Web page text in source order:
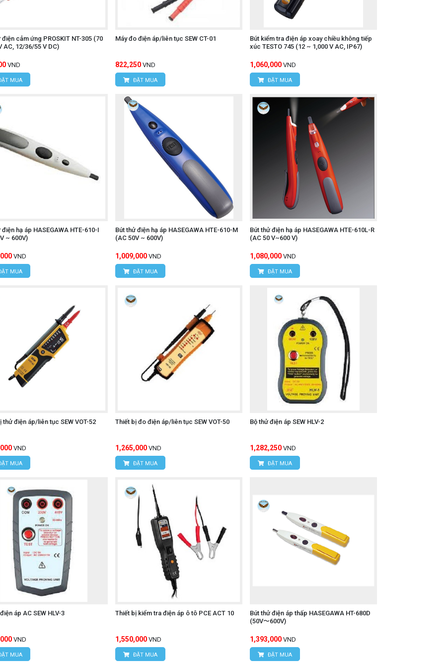
nhấp nháy và tiếng bíp sẽ phát ra. Tần suất nhấp nháy và tiếng bíp sẽ tăng lên khi bạn càng tiến gần
sáng và không có tiếng bíp.
pin, tắt nó khi không cần thiết để tiết kiệm pin.
sử dụng.
T UT620A
Trước khi chạm vào bất kỳ dây dẫn hoặc thiết bị điện nào.
sợi cáp hoặc trong ổ cắm.
cách điện (bằng cách di chuyển bút dọc theo chiều dài dây).
sáng.
thiết bị điện an toàn trước khi sửa chữa đơn giản.
xúc, hai dải điện áp linh hoạt, chỉ thị rõ ràng, đèn pin tích hợp và đặc biệt là khả năng chống
IV 1000V,
Kyoritsu 5711
là một bút thử điện rất được ưa chuộng, mang lại sự an tâm cho người
NGHỆ HÙNG NGUYÊN
Đỉnh, Q. Bắc Từ Liêm, TP. Hà Nội.
P. Mỹ Đình 1, Q.Nam Từ Liêm, TP. Hà Nội
MINH
Xã Tân Kiên, Huyện Bình Chánh, TP. Hồ Chí Minh.
T UT677A
điện cảm ứng PROSKIT NT-305 (70
AC, 12/36/55 V DC)
VND
MUA
Máy đo điện áp/liên tục SEW CT-01
822,250 VND
ĐẶT MUA
Bút kiểm tra điện áp xoay chiều không tiếp
xúc TESTO 745 (12 ~ 1,000 V AC, IP67)
1,060,000 VND
ĐẶT MUA
điện hạ áp HASEGAWA HTE-610-I
~ 600V)
VND
MUA
Bút thử điện hạ áp HASEGAWA HTE-610-M
(AC 50V ~ 600V)
1,009,000 VND
ĐẶT MUA
Bút thử điện hạ áp HASEGAWA HTE-610L-R
(AC 50 V~600 V)
1,080,000 VND
ĐẶT MUA
thử điện áp/liên tục SEW VOT-52
VND
MUA
Thiết bị đo điện áp/liên tục SEW VOT-50
1,265,000 VND
ĐẶT MUA
Bộ thử điện áp SEW HLV-2
1,282,250 VND
ĐẶT MUA
áp AC SEW HLV-3
VND
MUA
Thiết bị kiểm tra điện áp ô tô PCE ACT 10
1,550,000 VND
ĐẶT MUA
Bút thử điện áp thấp HASEGAWA HT-680D
(50V〜600V)
1,393,000 VND
ĐẶT MUA